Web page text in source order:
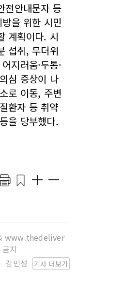
전안내문자 등
을 위한 시민
계획이다. 시
섭취, 무더위
지러움·두통·
심 증상이 나
로 이동, 주변
환자 등 취약
을 당부했다.
www.thedeliver
지
기사 더보기
김민성